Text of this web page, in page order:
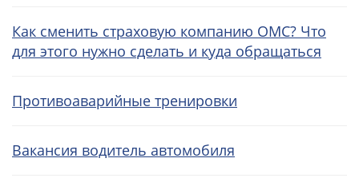
Как сменить страховую компанию ОМС? Что
для этого нужно сделать и куда обращаться
Противоаварийные тренировки
Вакансия водитель автомобиля